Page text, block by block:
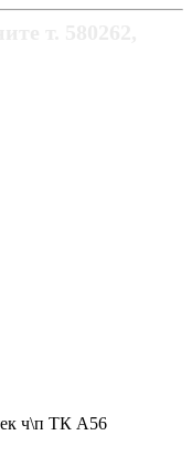
ч\п ТК А56